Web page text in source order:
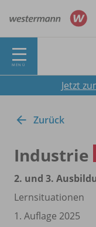
MENÜ
Jetzt
Zurück
Industrie
2. und 3.
Lernsituationen
1. Auflage 2025